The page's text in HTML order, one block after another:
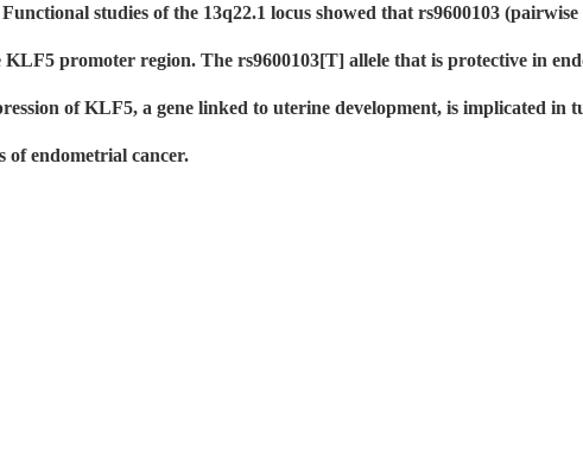
studies of the 13q22.1 locus showed that rs9600103
promoter region. The rs9600103[T] allele that is protective in
of KLF5, a gene linked to uterine development, is implicated in
of endometrial cancer.